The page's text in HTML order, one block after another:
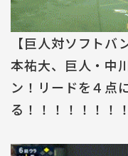
【巨人対ソフト
本祐大、巨人・中
ン！リードを４点
る！！！！！！！